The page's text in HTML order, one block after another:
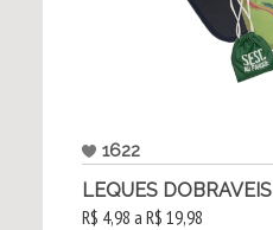
1622
LEQUES DOBRAVEIS
R$ 4,98 a R$ 19,98